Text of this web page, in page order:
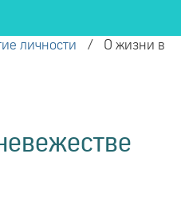
личности / О жизни в